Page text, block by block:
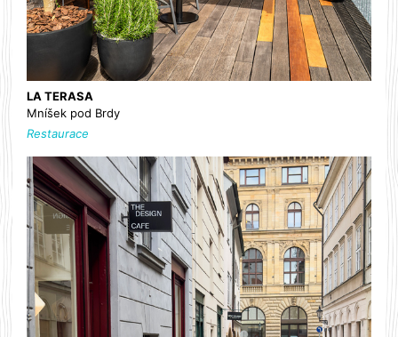
LA TERASA
Mníšek pod Brdy
Restaurace